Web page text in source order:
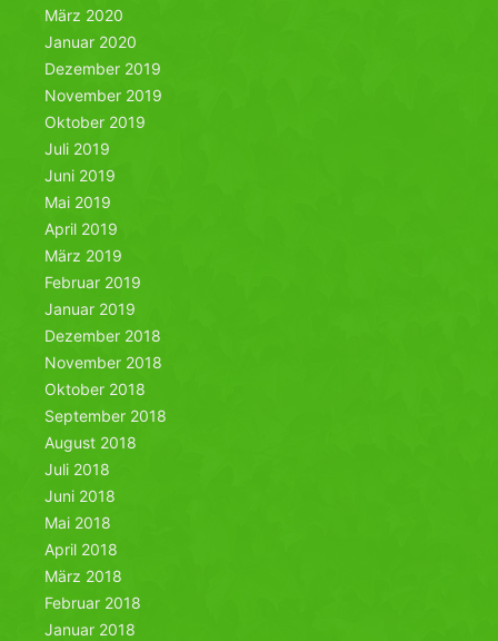
März 2020
Januar 2020
Dezember 2019
November 2019
Oktober 2019
Juli 2019
Juni 2019
Mai 2019
April 2019
März 2019
Februar 2019
Januar 2019
Dezember 2018
November 2018
Oktober 2018
September 2018
August 2018
Juli 2018
Juni 2018
Mai 2018
April 2018
März 2018
Februar 2018
Januar 2018